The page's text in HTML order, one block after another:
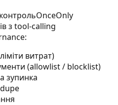
OnceOnly
з tool-calling
витрат)
(allowlist / blocklist)
зупинка